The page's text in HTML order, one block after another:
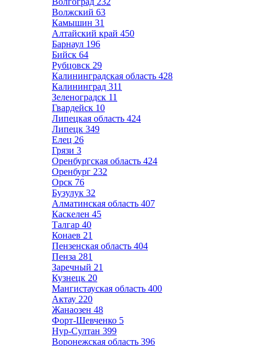
Волжский 63
Камышин 31
Алтайский край 450
Барнаул 196
Бийск 64
Рубцовск 29
Калининградская область 428
Калининград 311
Зеленоградск 11
Гвардейск 10
Липецкая область 424
Липецк 349
Елец 26
Грязи 3
Оренбургская область 424
Оренбург 232
Орск 76
Бузулук 32
Алматинская область 407
Каскелен 45
Талгар 40
Конаев 21
Пензенская область 404
Пенза 281
Заречный 21
Кузнецк 20
Мангистауская область 400
Актау 220
Жанаозен 48
Форт-Шевченко 5
Нур-Султан 399
Воронежская область 396